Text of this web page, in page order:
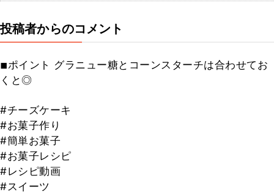
投稿者からのコメント
◾︎ポイント グラニュー糖とコーンスターチは合わせてお
くと◎
#チーズケーキ
#お菓子作り
#簡単お菓子
#お菓子レシピ
#レシピ動画
#スイーツ